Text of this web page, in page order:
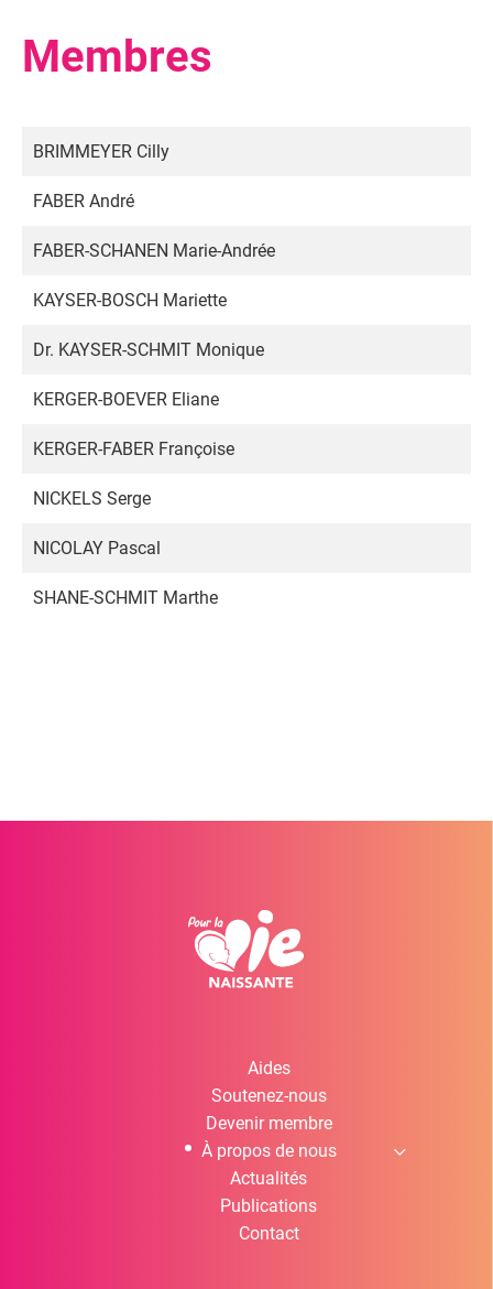
Membres
BRIMMEYER Cilly
FABER André
FABER-SCHANEN Marie-Andrée
KAYSER-BOSCH Mariette
Dr. KAYSER-SCHMIT Monique
KERGER-BOEVER Eliane
KERGER-FABER Françoise
NICKELS Serge
NICOLAY Pascal
SHANE-SCHMIT Marthe
Aides
Soutenez-nous
Devenir membre
À propos de nous
Actualités
Publications
Contact